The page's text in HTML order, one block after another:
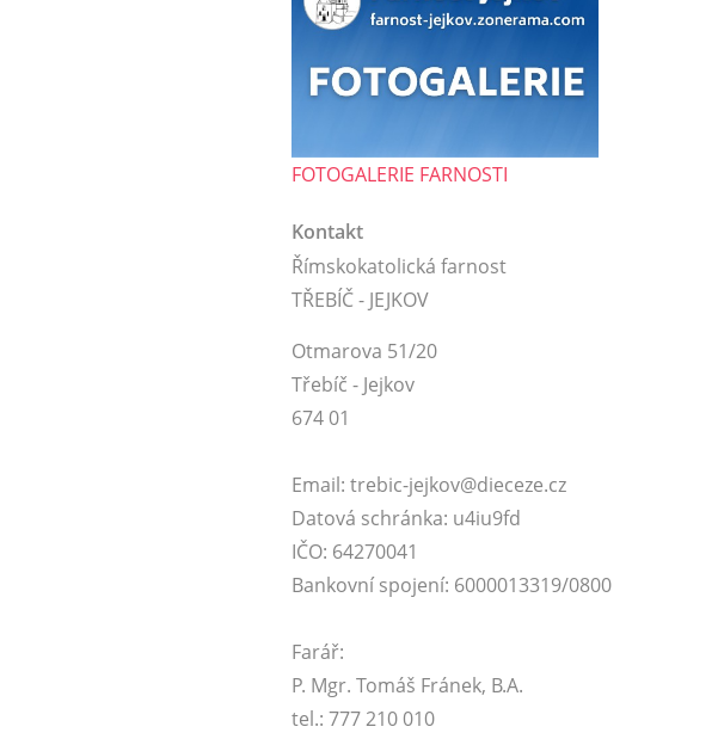
FOTOGALERIE FARNOSTI
Kontakt
Římskokatolická farnost
TŘEBÍČ - JEJKOV
Otmarova 51/20
Třebíč - Jejkov
674 01
Email: trebic-jejkov@dieceze.cz
Datová schránka: u4iu9fd
IČO: 64270041
Bankovní spojení: 6000013319/0800
Farář:
P. Mgr. Tomáš Fránek, B.A.
tel.: 777 210 010